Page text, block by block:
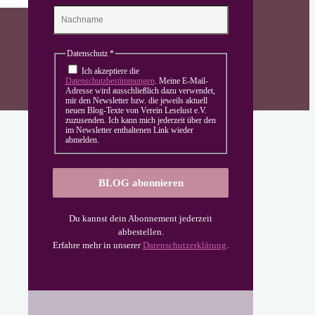
Datenschutz *
Ich akzeptiere die
Datenschutzbestimmungen. Meine E-Mail-
Adresse wird ausschließlich dazu verwendet,
mir den Newsletter bzw. die jeweils aktuell
neuen Blog-Texte von Verein Leselust e.V.
zuzusenden. Ich kann mich jederzeit über den
im Newsletter enthaltenen Link wieder
abmelden.
Du kannst dein Abonnement jederzeit
abbestellen.
Erfahre mehr in unsererDatenschutzerklärung.